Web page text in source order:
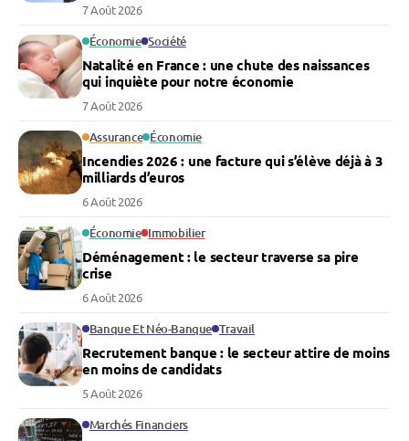
7 Août 2026
Économie Société
Natalité en France : une chute des naissances
qui inquiète pour notre économie
7 Août 2026
Assurance Économie
Incendies 2026 : une facture qui s’élève déjà à 3
milliards d’euros
6 Août 2026
Économie Immobilier
Déménagement : le secteur traverse sa pire
crise
6 Août 2026
Banque Et Néo-Banque Travail
Recrutement banque : le secteur attire de moins
en moins de candidats
5 Août 2026
Marchés Financiers